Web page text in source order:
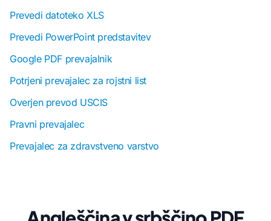
Prevedi datoteko XLS
Prevedi PowerPoint predstavitev
Google PDF prevajalnik
Potrjeni prevajalec za rojstni list
Overjen prevod USCIS
Pravni prevajalec
Prevajalec za zdravstveno varstvo